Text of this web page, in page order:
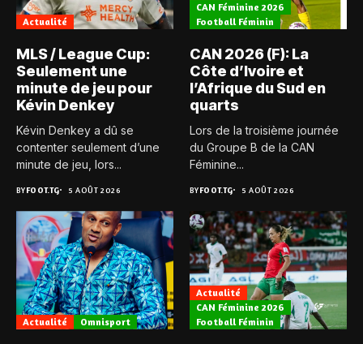
Actualité
MLS / League Cup:
Seulement une
minute de jeu pour
Kévin Denkey
Kévin Denkey a dû se
contenter seulement d’une
minute de jeu, lors...
BYFOOT.TG 5 AOÛT 2026
CAN Féminine 2026
Football Féminin
CAN 2026 (F): La
Côte d’Ivoire et
l’Afrique du Sud en
quarts
Lors de la troisième journée
du Groupe B de la CAN
Féminine...
BYFOOT.TG 5 AOÛT 2026
Actualité Omnisport
Actualité
CAN Féminine 2026
Football Féminin